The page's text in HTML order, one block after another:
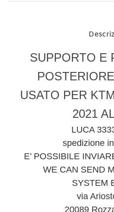
SUPPORTO E
USATO PER
2021
LUCA
spedizione
E’ POSSIBILE
WE CAN SEND
SYSTEM
via
20089